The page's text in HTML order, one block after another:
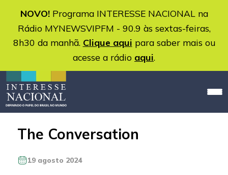
NOVO!Programa INTERESSE NACIONAL na
Rádio MYNEWSVIPFM - 90.9 às sextas-feiras,
8h30 da manhã. Clique aqui para saber mais ou
acesse a rádio aqui.
The Conversation
19 agosto 2024